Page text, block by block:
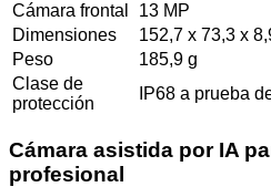
Cámara frontal
13 MP
Dimensiones
152,7 x 73,3 x
Peso
185,9 g
Clase de
protección
IP68 a prueba
Cámara asistida por IA
profesional